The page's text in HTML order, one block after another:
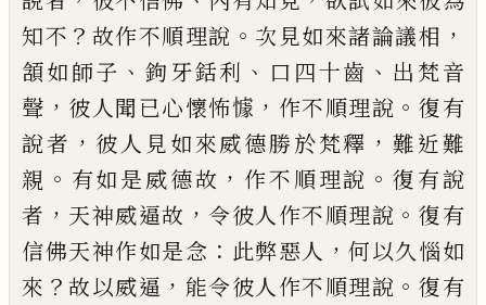
知不 ？ 故作不順理說 。 次見如來諸論議相 ，
頷如師子 、 鉤牙銛利 、 口四十齒 、 出梵音
聲 ， 彼人聞已心懷怖懅 ， 作不順理說 。 復有
說者 ， 彼人見如來威德勝於梵釋 ， 難近難
親 。 有如是威德故 ， 作不順理說 。 復有說
者 ， 天神威逼故 ，令彼人作不順理說 。復有
信佛天神作如是念 ： 此弊惡人 ，何以久惱如
來 ？故以威逼 ， 能令彼人作不順理說 。 復有